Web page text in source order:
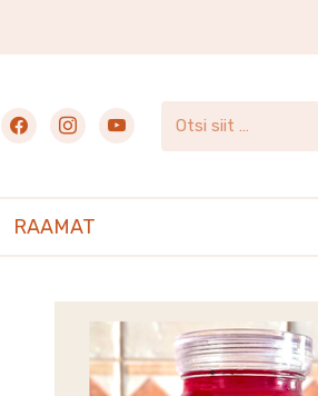
facebookinstagram
youtube
RAAMAT